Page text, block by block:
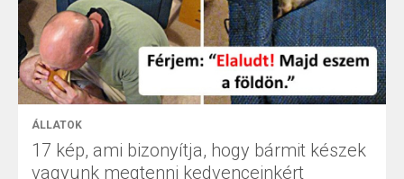
ÁLLATOK
17 kép, ami bizonyítja, hogy bármit készek
vagyunk megtenni kedvenceinkért